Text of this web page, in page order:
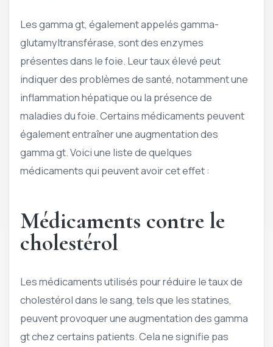
Les gamma gt, également appelés gamma-
glutamyltransférase, sont des enzymes
présentes dans le foie. Leur taux élevé peut
indiquer des problèmes de santé, notamment une
inflammation hépatique ou la présence de
maladies du foie. Certains médicaments peuvent
également entraîner une augmentation des
gamma gt. Voici une liste de quelques
médicaments qui peuvent avoir cet effet :
Médicaments contre le
cholestérol
Les médicaments utilisés pour réduire le taux de
cholestérol dans le sang, tels que les statines,
peuvent provoquer une augmentation des gamma
gt chez certains patients. Cela ne signifie pas